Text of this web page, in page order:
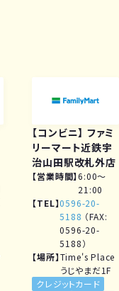
【コンビニ】 ファミ
リーマート近鉄宇
治山田駅改札外店
営業時間 6:00～
21:00
TEL 0596-20-
5188 （FAX:
0596-20-
5188）
場所 Time's Place
うじやまだ1F
クレジットカード